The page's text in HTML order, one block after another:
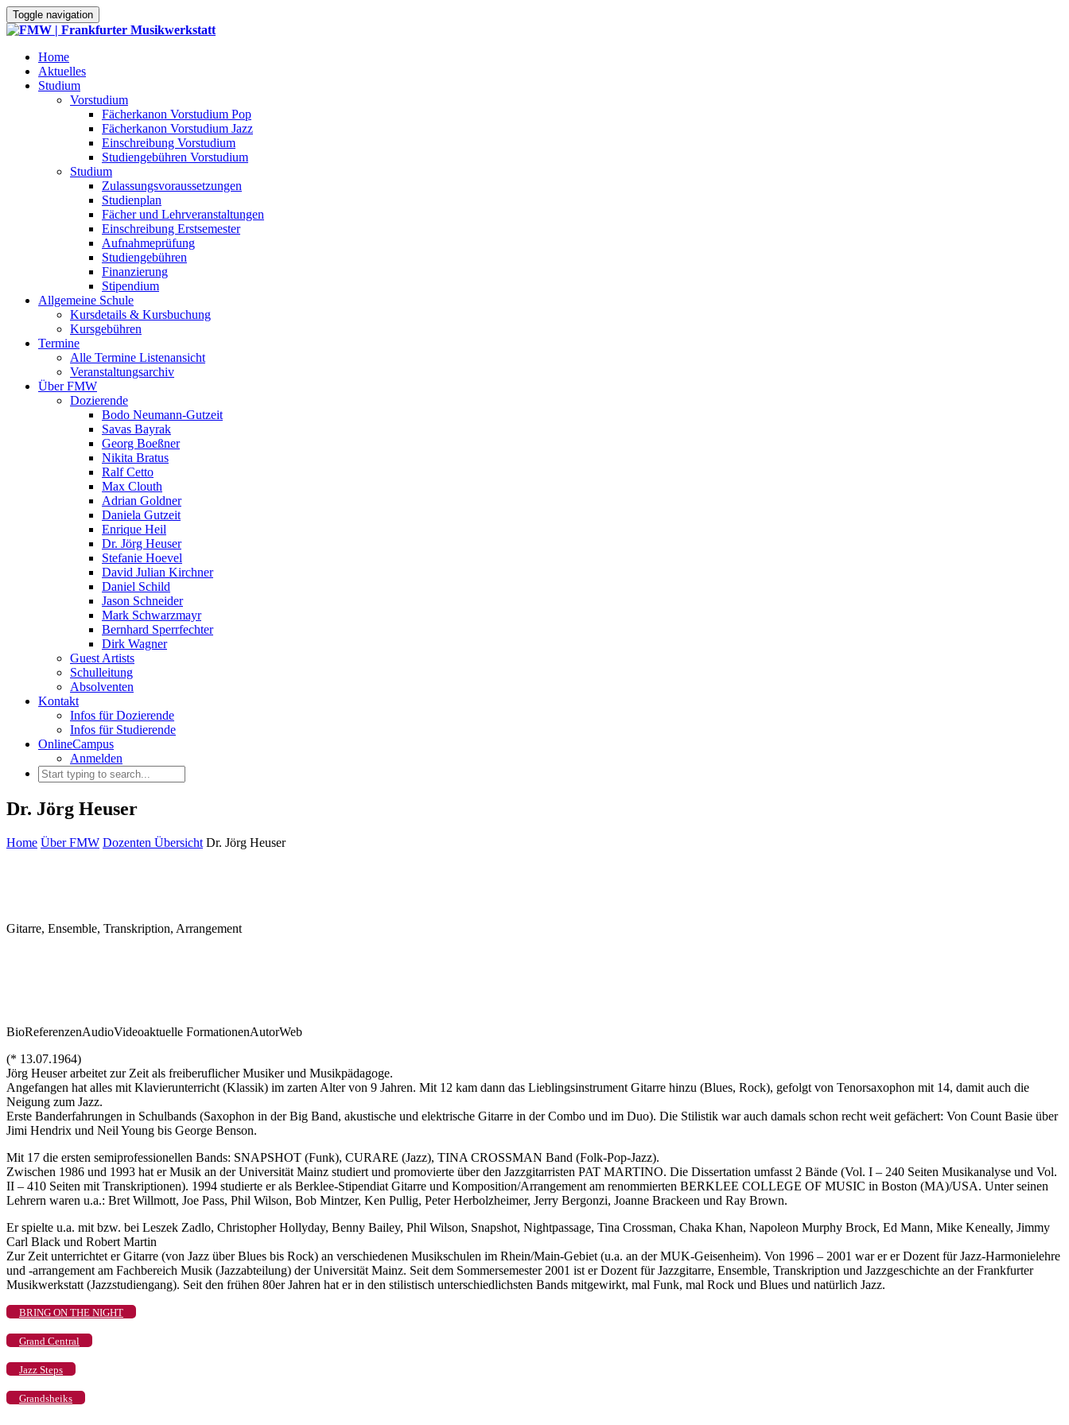
Toggle navigation
Home
Aktuelles
Studium
Vorstudium
Fächerkanon Vorstudium Pop
Fächerkanon Vorstudium Jazz
Einschreibung Vorstudium
Studiengebühren Vorstudium
Studium
Zulassungsvoraussetzungen
Studienplan
Fächer und Lehrveranstaltungen
Einschreibung Erstsemester
Aufnahmeprüfung
Studiengebühren
Finanzierung
Stipendium
Allgemeine Schule
Kursdetails & Kursbuchung
Kursgebühren
Termine
Alle Termine Listenansicht
Veranstaltungsarchiv
Über FMW
Dozierende
Bodo Neumann-Gutzeit
Savas Bayrak
Georg Boeßner
Nikita Bratus
Ralf Cetto
Max Clouth
Adrian Goldner
Daniela Gutzeit
Enrique Heil
Dr. Jörg Heuser
Stefanie Hoevel
David Julian Kirchner
Daniel Schild
Jason Schneider
Mark Schwarzmayr
Bernhard Sperrfechter
Dirk Wagner
Guest Artists
Schulleitung
Absolventen
Kontakt
Infos für Dozierende
Infos für Studierende
OnlineCampus
Anmelden
Dr. Jörg Heuser
Home Über FMW Dozenten Übersicht Dr. Jörg Heuser
Gitarre, Ensemble, Transkription, Arrangement
BioReferenzenAudioVideoaktuelle FormationenAutorWeb
(* 13.07.1964)
Jörg Heuser arbeitet zur Zeit als freiberuflicher Musiker und Musikpädagoge.
Angefangen hat alles mit Klavierunterricht (Klassik) im zarten Alter von 9 Jahren. Mit 12 kam dann das Lieblingsinstrument Gitarre hinzu (Blues, Rock), gefolgt von Tenorsaxophon mit 14, damit auch die
Neigung zum Jazz.
Erste Banderfahrungen in Schulbands (Saxophon in der Big Band, akustische und elektrische Gitarre in der Combo und im Duo). Die Stilistik war auch damals schon recht weit gefächert: Von Count Basie über
Jimi Hendrix und Neil Young bis George Benson.
Mit 17 die ersten semiprofessionellen Bands: SNAPSHOT (Funk), CURARE (Jazz), TINA CROSSMAN Band (Folk-Pop-Jazz).
Zwischen 1986 und 1993 hat er Musik an der Universität Mainz studiert und promovierte über den Jazzgitarristen PAT MARTINO. Die Dissertation umfasst 2 Bände (Vol. I – 240 Seiten Musikanalyse und Vol.
II – 410 Seiten mit Transkriptionen). 1994 studierte er als Berklee-Stipendiat Gitarre und Komposition/Arrangement am renommierten BERKLEE COLLEGE OF MUSIC in Boston (MA)/USA. Unter seinen
Lehrern waren u.a.: Bret Willmott, Joe Pass, Phil Wilson, Bob Mintzer, Ken Pullig, Peter Herbolzheimer, Jerry Bergonzi, Joanne Brackeen und Ray Brown.
Er spielte u.a. mit bzw. bei Leszek Zadlo, Christopher Hollyday, Benny Bailey, Phil Wilson, Snapshot, Nightpassage, Tina Crossman, Chaka Khan, Napoleon Murphy Brock, Ed Mann, Mike Keneally, Jimmy
Carl Black und Robert Martin
Zur Zeit unterrichtet er Gitarre (von Jazz über Blues bis Rock) an verschiedenen Musikschulen im Rhein/Main-Gebiet (u.a. an der MUK-Geisenheim). Von 1996 – 2001 war er er Dozent für Jazz-Harmonielehre
und -arrangement am Fachbereich Musik (Jazzabteilung) der Universität Mainz. Seit dem Sommersemester 2001 ist er Dozent für Jazzgitarre, Ensemble, Transkription und Jazzgeschichte an der Frankfurter
Musikwerkstatt (Jazzstudiengang). Seit den frühen 80er Jahren hat er in den stilistisch unterschiedlichsten Bands mitgewirkt, mal Funk, mal Rock und Blues und natürlich Jazz.
BRING ON THE NIGHT
Grand Central
Jazz Steps
Grandsheiks